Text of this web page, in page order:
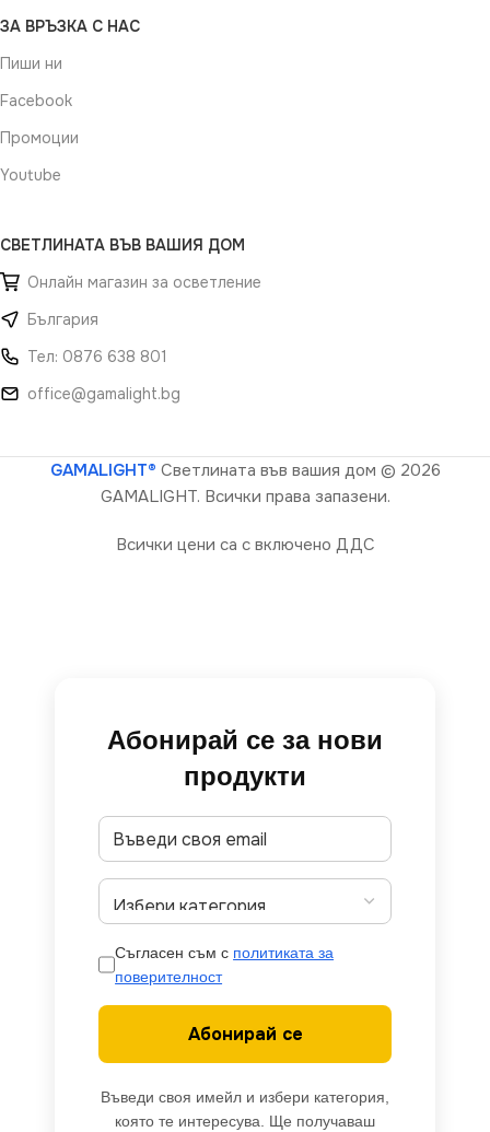
ЗА ВРЪЗКА С НАС
Пиши ни
Facebook
Промоции
Youtube
СВЕТЛИНАТА ВЪВ ВАШИЯ ДОМ
Онлайн магазин за осветление
България
Тел: 0876 638 801
office@gamalight.bg
GAMALIGHT® Светлината във вашия дом © 2026
GAMALIGHT. Всички права запазени.
Всички цени са с включено ДДС
Абонирай се за нови
продукти
Съгласен съм с политиката за
поверителност
Абонирай се
Въведи своя имейл и избери категория,
която те интересува. Ще получаваш